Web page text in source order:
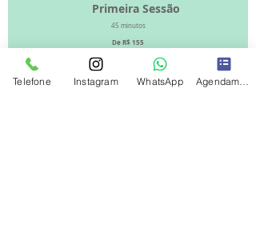
Primeira Sessão
45 minutos
De R$ 155
Avaliação completa com 10min extras
Tratamento personalizado
Orientações pós-sessão
Telefone Instagram WhatsApp